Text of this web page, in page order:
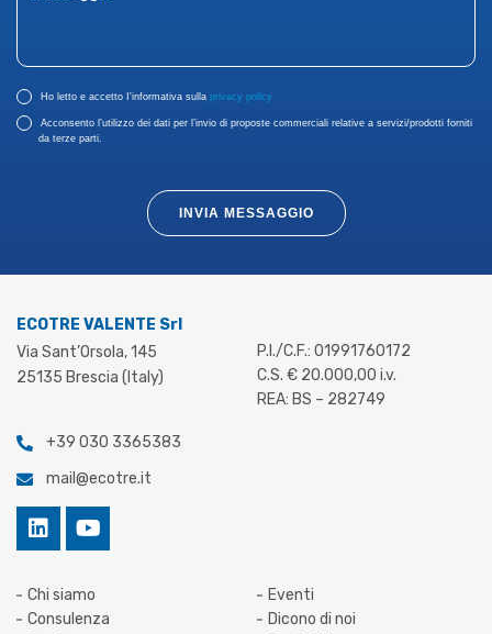
Ho letto e accetto I'informativa sulla privacy policy
Acconsento l’utilizzo dei dati per l’invio di proposte commerciali relative a servizi/prodotti forniti
da terze parti.
INVIA MESSAGGIO
ECOTRE VALENTE Srl
Via Sant’Orsola, 145
25135 Brescia (Italy)
+39 030 3365383
mail@ecotre.it
P.I./C.F.: 01991760172
C.S. € 20.000,00 i.v.
REA: BS – 282749
Chi siamo
Consulenza
Eventi
Dicono di noi